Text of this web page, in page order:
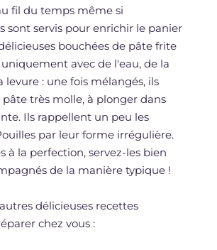
fil du temps même si
sont servis pour enrichir le panier
bouchées de pâte frite
avec de l'eau, de la
levure : une fois mélangés, ils
très molle, à plonger dans
Ils rappellent un peu les
par leur forme irrégulière.
à la perfection, servez-les bien
de la manière typique !
délicieuses recettes
chez vous :